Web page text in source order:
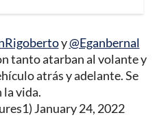
y@Eganbernal
tanto atarban al volante y
atrás y adelante. Se
la vida.
January 24, 2022